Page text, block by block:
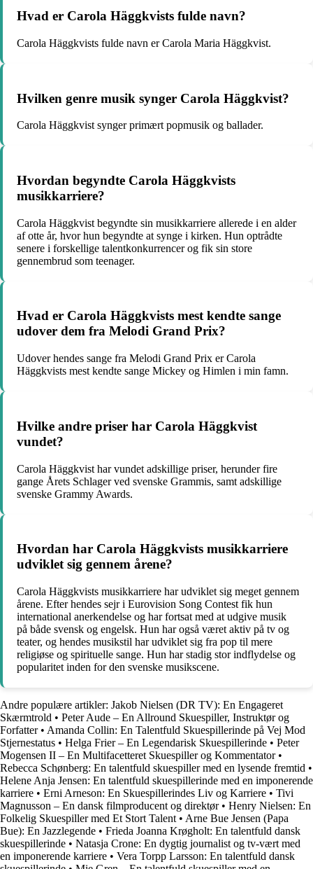
Hvad er Carola Häggkvists fulde navn?
Carola Häggkvists fulde navn er Carola Maria Häggkvist.
Hvilken genre musik synger Carola Häggkvist?
Carola Häggkvist synger primært popmusik og ballader.
Hvordan begyndte Carola Häggkvists
musikkarriere?
Carola Häggkvist begyndte sin musikkarriere allerede i en alder
af otte år, hvor hun begyndte at synge i kirken. Hun optrådte
senere i forskellige talentkonkurrencer og fik sin store
gennembrud som teenager.
Hvad er Carola Häggkvists mest kendte sange
udover dem fra Melodi Grand Prix?
Udover hendes sange fra Melodi Grand Prix er Carola
Häggkvists mest kendte sange Mickey og Himlen i min famn.
Hvilke andre priser har Carola Häggkvist
vundet?
Carola Häggkvist har vundet adskillige priser, herunder fire
gange Årets Schlager ved svenske Grammis, samt adskillige
svenske Grammy Awards.
Hvordan har Carola Häggkvists musikkarriere
udviklet sig gennem årene?
Carola Häggkvists musikkarriere har udviklet sig meget gennem
årene. Efter hendes sejr i Eurovision Song Contest fik hun
international anerkendelse og har fortsat med at udgive musik
på både svensk og engelsk. Hun har også været aktiv på tv og
teater, og hendes musikstil har udviklet sig fra pop til mere
religiøse og spirituelle sange. Hun har stadig stor indflydelse og
popularitet inden for den svenske musikscene.
Andre populære artikler: Jakob Nielsen (DR TV): En Engageret
Skærmtrold • Peter Aude – En Allround Skuespiller, Instruktør og
Forfatter• Amanda Collin: En Talentfuld Skuespillerinde på Vej Mod
Stjernestatus • Helga Frier – En Legendarisk Skuespillerinde • Peter
Mogensen II – En Multifacetteret Skuespiller og Kommentator•
Rebecca Schønberg: En talentfuld skuespiller med en lysende fremtid •
Helene Anja Jensen: En talentfuld skuespillerinde med en imponerende
karriere • Erni Arneson: En Skuespillerindes Liv og Karriere • Tivi
Magnusson – En dansk filmproducent og direktør• Henry Nielsen: En
Folkelig Skuespiller med Et Stort Talent • Arne Bue Jensen (Papa
Bue): En Jazzlegende • Frieda Joanna Krøgholt: En talentfuld dansk
skuespillerinde • Natasja Crone: En dygtig journalist og tv-vært med
en imponerende karriere • Vera Torpp Larsson: En talentfuld dansk